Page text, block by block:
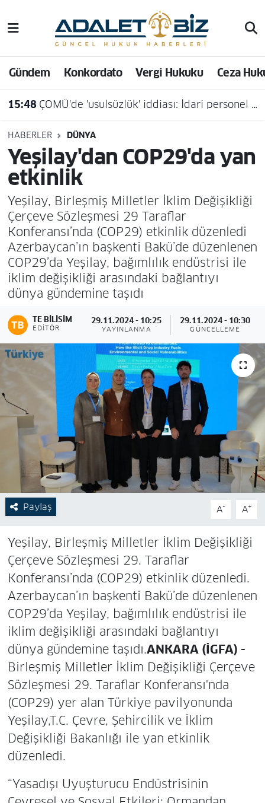
Gündem Konkordato Vergi Hukuku Ceza
15:48 ÇOMÜ'de 'usulsüzlük' iddiası: İdari personel açığa alındı
HABERLER DÜNYA
Yeşilay'dan COP29'da yan
etkinlik
Yeşilay, Birleşmiş Milletler İklim Değişikliği
Çerçeve Sözleşmesi 29 Taraflar
Konferansı’nda (COP29) etkinlik düzenledi
Azerbaycan’ın başkenti Bakü’de düzenlenen
COP29’da Yeşilay, bağımlılık endüstrisi ile
iklim değişikliği arasındaki bağlantıyı
dünya gündemine taşıdı
TE BILISIM
EDITÖR
29.11.2024 - 10:25
YAYINLANMA
29.11.2024 - 10:30
GÜNCELLEME
Paylaş A- A+
Yeşilay, Birleşmiş Milletler İklim Değişikliği
Çerçeve Sözleşmesi 29. Taraflar
Konferansı’nda (COP29) etkinlik düzenledi.
Azerbaycan’ın başkenti Bakü’de düzenlenen
COP29’da Yeşilay, bağımlılık endüstrisi ile
iklim değişikliği arasındaki bağlantıyı
dünya gündemine taşıdı.ANKARA (İGFA) -
Birleşmiş Milletler İklim Değişikliği Çerçeve
Sözleşmesi 29. Taraflar Konferansı'nda
(COP29) yer alan Türkiye pavilyonunda
Yeşilay,T.C. Çevre, Şehircilik ve İklim
Değişikliği Bakanlığı ile yan etkinlik
düzenledi.
“Yasadışı Uyuşturucu Endüstrisinin
Hava Durumu
Trafik Durumu
Süper Lig Puan Durumu ve Fikstür
Tüm Manşetler
Son Dakika Haberleri
Haber Arşivi